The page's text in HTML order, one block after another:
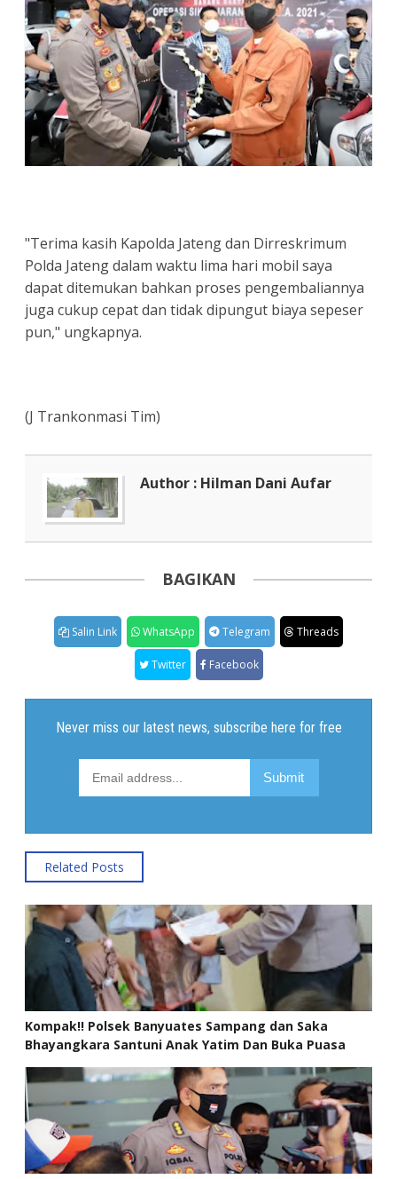
"Terima kasih Kapolda Jateng dan Dirreskrimum
Polda Jateng dalam waktu lima hari mobil saya
dapat ditemukan bahkan proses pengembaliannya
juga cukup cepat dan tidak dipungut biaya sepeser
pun," ungkapnya.
(J Trankonmasi Tim)
Author : Hilman Dani Aufar
BAGIKAN
Salin Link WhatsApp Telegram Threads
Twitter Facebook
Related Posts
Kompak!! Polsek Banyuates Sampang dan Saka
Bhayangkara Santuni Anak Yatim Dan Buka Puasa
Bersama